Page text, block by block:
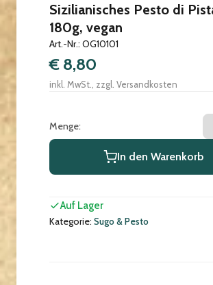
Sizilianisches Pesto di
180g, vegan
Art.-Nr.: OG10101
€ 8,80
inkl. MwSt., zzgl. Versandkosten
Menge:
In den Warenkorb
Auf Lager
Kategorie: Sugo & Pesto